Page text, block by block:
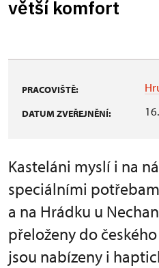
větší komfort
PRACOVIŠTĚ:
DATUM ZVEŘEJNĚNÍ:
Kasteláni myslí i na
speciálními
a na Hrádku u
přeloženy do
jsou nabízeny i